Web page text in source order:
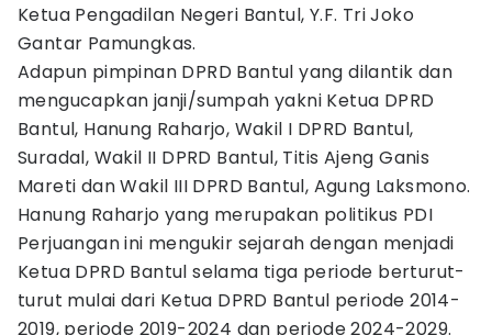
Ketua Pengadilan Negeri Bantul, Y.F. Tri Joko
Gantar Pamungkas.
Adapun pimpinan DPRD Bantul yang dilantik dan
mengucapkan janji/sumpah yakni Ketua DPRD
Bantul, Hanung Raharjo, Wakil I DPRD Bantul,
Suradal, Wakil II DPRD Bantul, Titis Ajeng Ganis
Mareti dan Wakil III DPRD Bantul, Agung Laksmono.
Hanung Raharjo yang merupakan politikus PDI
Perjuangan ini mengukir sejarah dengan menjadi
Ketua DPRD Bantul selama tiga periode berturut-
turut mulai dari Ketua DPRD Bantul periode 2014-
2019, periode 2019-2024 dan periode 2024-2029.